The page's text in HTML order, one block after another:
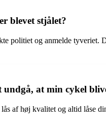
blevet stjålet?
politiet og anmelde
at min cykel
af høj kvalitet og altid låse